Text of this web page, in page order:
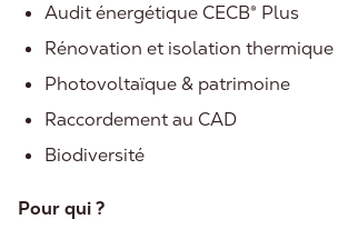
Audit énergétique CECB® Plus
Rénovation et isolation thermique
Photovoltaïque & patrimoine
Raccordement au CAD
Biodiversité
Pour qui ?